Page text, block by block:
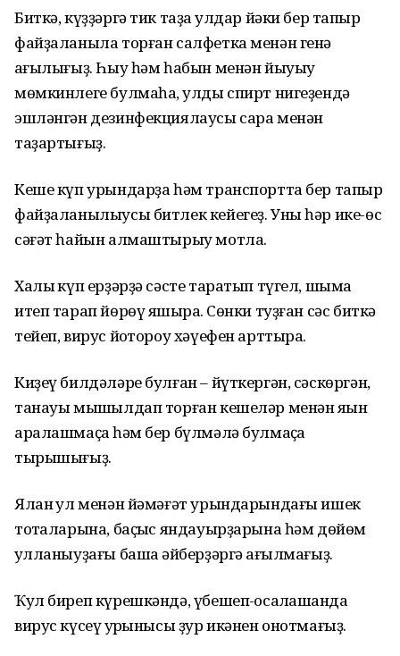
Биткә, күҙҙәргә тик таҙа ҡулдар йәки бер тапҡыр
файҙаланыла торған салфетка менән генә
ҡағылығыҙ. Һыу һәм һабын менән йыуыу
мөмкинлеге булмаһа, ҡулды спирт нигеҙендә
эшләнгән дезинфекциялаусы сара менән
таҙартығыҙ.
Кеше күп урындарҙа һәм транспортта бер тапҡыр
файҙаланылыусы битлек кейегеҙ. Уны һәр ике-өс
сәғәт һайын алмаштырыу мотлаҡ.
Халыҡ күп ерҙәрҙә сәсте таратып түгел, шыма
итеп тарап йөрөү яҡшыраҡ. Сөнки туҙған сәс биткә
тейеп, вирус йоҡтороу хәүефен арттыра.
Киҙеү билдәләре булған – йүткергән, сәскөргән,
танауы мышҡылдап торған кешеләр менән яҡын
аралашмаҫҡа һәм бер бүлмәлә булмаҫҡа
тырышығыҙ.
Ялан ҡул менән йәмәғәт урындарындағы ишек
тотҡаларына, баҫҡыс яндауырҙарына һәм дөйөм
ҡулланыуҙағы башҡа әйберҙәргә ҡағылмағыҙ.
Ҡул биреп күрешкәндә, үбешеп-ҡосаҡлашҡанда
вирус күсеү ҡурҡынысы ҙур икәнен онотмағыҙ.